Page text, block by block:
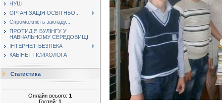
НУШ
ОРГАНІЗАЦІЯ ОСВІТНЬО...
Спроможність закладу...
ПРОТИДІЯ БУЛІНГУ У
НАВЧАЛЬНОМУ СЕРЕДОВИЩІ
ІНТЕРНЕТ-БЕЗПЕКА
КАБІНЕТ ПСИХОЛОГА
Статистика
Онлайн всього: 1
Гостей: 1